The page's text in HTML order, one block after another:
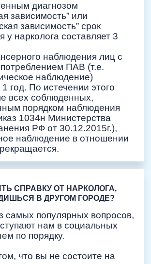
диагнозом
зависимость” или
зависимость” срок
у нарколога составляет 3
наблюдения лиц с
ПАВ (т.е.
наблюдение)
1 год. По истечении этого
всех соблюденных,
порядком наблюдения
1034н Министерства
РФ от 30.12.2015г.),
наблюдение в отношении
СПРАВКУ ОТ НАРКОЛОГА,
В ДРУГОМ ГОРОДЕ?
самых популярных вопросов,
нам в социальных
по порядку.
что вы не состоите на